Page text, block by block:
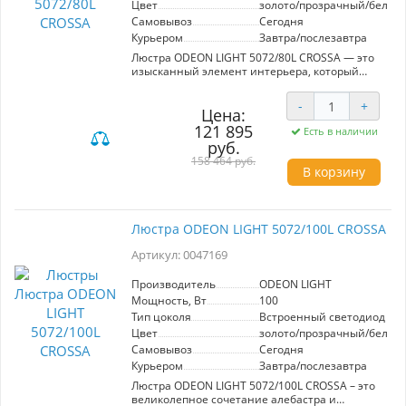
— все это делает данную люстру отличным
выбором для тех, кто ценит стиль и комфорт.
Цвет
золото/прозрачный/белый
Самовывоз
Сегодня
Курьером
Завтра/послезавтра
Люстра ODEON LIGHT 5072/80L CROSSA — это
изысканный элемент интерьера, который
любое пространство. Вдохновленная линией
Crossa, она сочетает в себе алебастр и
хрусталь, создавая уникальный световой
эффект. Белизна природного камня алебастра
удивительно подчеркивает его текстуру, а
кольцевые светильники различного диаметра
(480, 600 и 800 мм) позволяют
установить как по отдельности, так и в
встроенным светодиодным источником (80 Вт,
220V), который излучает теплый белый свет,
идеально подходящий для создания уютной
золотого, прозрачного и белого цветов,
CROSSA станет стильным акцентом в вашем
интерьере.
Цена:
121 895
руб.
158 464 руб.
- +
Есть в наличии
В корзину
Люстра ODEON LIGHT 5072/100L CROSSA
Артикул: 0047169
Производитель
ODEON LIGHT
Мощность, Вт
100
Тип цоколя
Встроенный светодиод
Цвет
золото/прозрачный/белый
Самовывоз
Сегодня
Курьером
Завтра/послезавтра
Люстра ODEON LIGHT 5072/100L CROSSA – это
великолепное сочетание алебастра и